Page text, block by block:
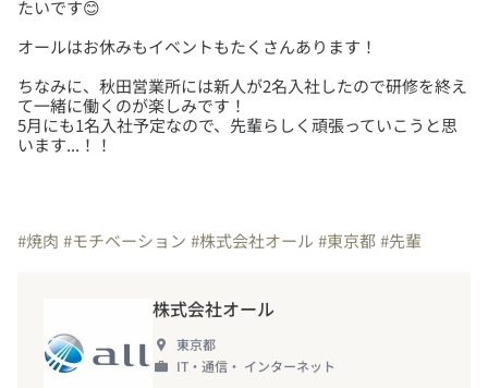
ちなみに、秋田営業所には新人が2名入社したので研修を終え
て一緒に働くのが楽しみです！
5月にも1名入社予定なので、先輩らしく頑張っていこうと思
います...！！
#焼肉 #モチベーション #株式会社オール #東京都#先輩
株式会社オール
東京都
IT・通信・ インターネット